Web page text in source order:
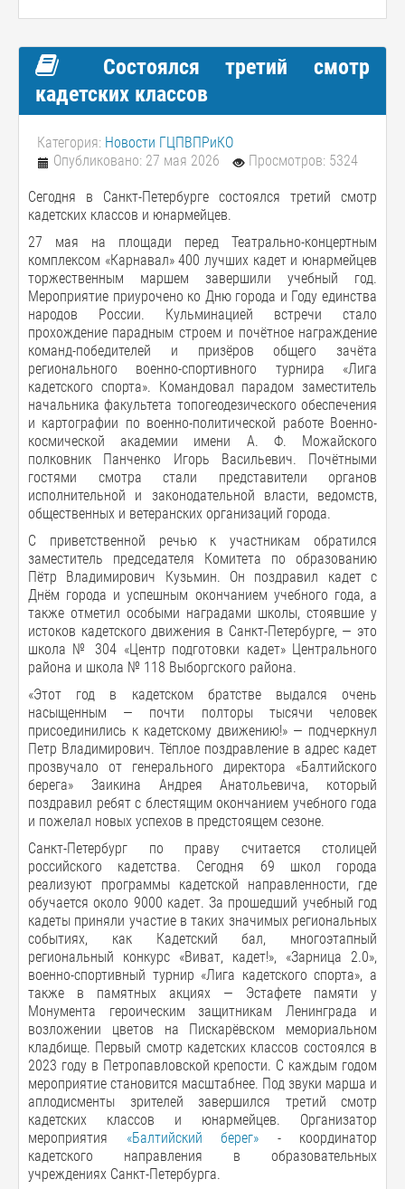
Состоялся третий смотр
кадетских классов
Категория: Новости ГЦПВПРиКО
Опубликовано: 27 мая 2026
Просмотров: 5324
Сегодня в Санкт-Петербурге состоялся третий смотр
кадетских классов и юнармейцев.
27 мая на площади перед Театрально-концертным
комплексом «Карнавал» 400 лучших кадет и юнармейцев
торжественным маршем завершили учебный год.
Мероприятие приурочено ко Дню города и Году единства
народов России. Кульминацией встречи стало
прохождение парадным строем и почётное награждение
команд-победителей и призёров общего зачёта
регионального военно-спортивного турнира «Лига
кадетского спорта». Командовал парадом заместитель
начальника факультета топогеодезического обеспечения
и картографии по военно-политической работе Военно-
космической академии имени А. Ф. Можайского
полковник Панченко Игорь Васильевич. Почётными
гостями смотра стали представители органов
исполнительной и законодательной власти, ведомств,
общественных и ветеранских организаций города.
С приветственной речью к участникам обратился
заместитель председателя Комитета по образованию
Пётр Владимирович Кузьмин. Он поздравил кадет с
Днём города и успешным окончанием учебного года, а
также отметил особыми наградами школы, стоявшие у
истоков кадетского движения в Санкт-Петербурге, — это
школа № 304 «Центр подготовки кадет» Центрального
района и школа № 118 Выборгского района.
«Этот год в кадетском братстве выдался очень
насыщенным — почти полторы тысячи человек
присоединились к кадетскому движению!» — подчеркнул
Петр Владимирович. Тёплое поздравление в адрес кадет
прозвучало от генерального директора «Балтийского
берега» Заикина Андрея Анатольевича, который
поздравил ребят с блестящим окончанием учебного года
и пожелал новых успехов в предстоящем сезоне.
Санкт-Петербург по праву считается столицей
российского кадетства. Сегодня 69 школ города
реализуют программы кадетской направленности, где
обучается около 9000 кадет. За прошедший учебный год
кадеты приняли участие в таких значимых региональных
событиях, как Кадетский бал, многоэтапный
региональный конкурс «Виват, кадет!», «Зарница 2.0»,
военно-спортивный турнир «Лига кадетского спорта», а
также в памятных акциях — Эстафете памяти у
Монумента героическим защитникам Ленинграда и
возложении цветов на Пискарёвском мемориальном
кладбище. Первый смотр кадетских классов состоялся в
2023 году в Петропавловской крепости. С каждым годом
мероприятие становится масштабнее. Под звуки марша и
аплодисменты зрителей завершился третий смотр
кадетских классов и юнармейцев. Организатор
мероприятия «Балтийский берег» - координатор
кадетского направления в образовательных
учреждениях Санкт-Петербурга.